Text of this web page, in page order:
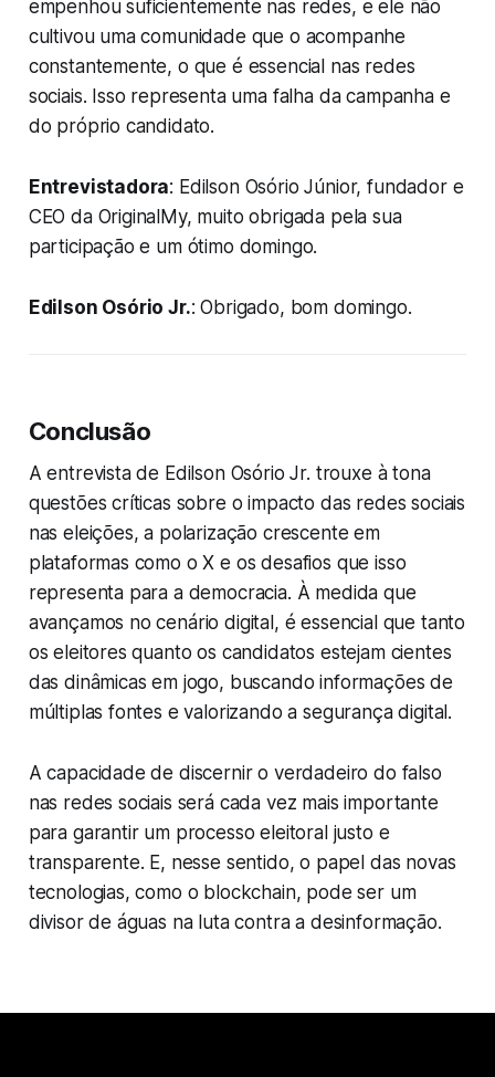
empenhou suficientemente nas redes, e ele não
cultivou uma comunidade que o acompanhe
constantemente, o que é essencial nas redes
sociais. Isso representa uma falha da campanha e
do próprio candidato.
Entrevistadora: Edilson Osório Júnior, fundador e
CEO da OriginalMy, muito obrigada pela sua
participação e um ótimo domingo.
Edilson Osório Jr.: Obrigado, bom domingo.
Conclusão
A entrevista de Edilson Osório Jr. trouxe à tona
questões críticas sobre o impacto das redes sociais
nas eleições, a polarização crescente em
plataformas como o X e os desafios que isso
representa para a democracia. À medida que
avançamos no cenário digital, é essencial que tanto
os eleitores quanto os candidatos estejam cientes
das dinâmicas em jogo, buscando informações de
múltiplas fontes e valorizando a segurança digital.
A capacidade de discernir o verdadeiro do falso
nas redes sociais será cada vez mais importante
para garantir um processo eleitoral justo e
transparente. E, nesse sentido, o papel das novas
tecnologias, como o blockchain, pode ser um
divisor de águas na luta contra a desinformação.